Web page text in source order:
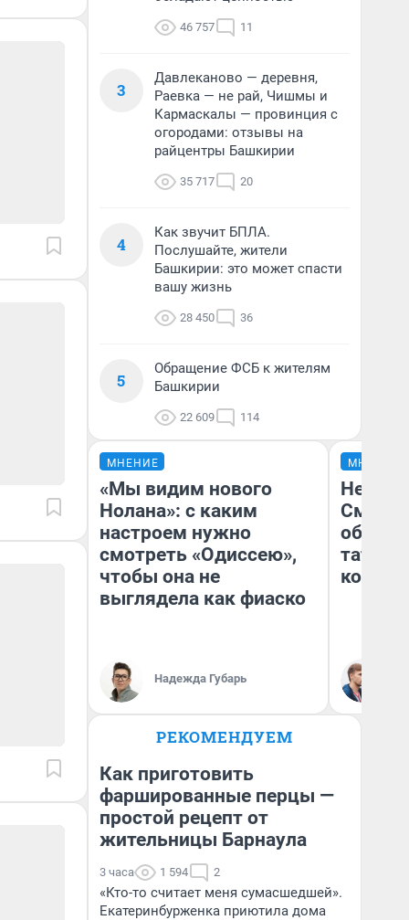
46 757 11
3
Давлеканово — деревня,
Раевка — не рай, Чишмы и
Кармаскалы — провинция с
огородами: отзывы на
райцентры Башкирии
35 717 20
4
Как звучит БПЛА.
Послушайте, жители
Башкирии: это может спасти
вашу жизнь
28 450 36
5
Обращение ФСБ к жителям
Башкирии
22 609 114
МНЕНИЕ
«Мы видим нового
Нолана»: с каким
настроем нужно
смотреть «Одиссею»,
чтобы она не
выглядела как фиаско
Надежда Губарь
МНЕНИЕ
РЕКОМЕНДУЕМ
Как приготовить
фаршированные перцы —
простой рецепт от
жительницы Барнаула
3 часа 1 594 2
«Кто-то считает меня сумасшедшей».
Екатеринбурженка приютила дома